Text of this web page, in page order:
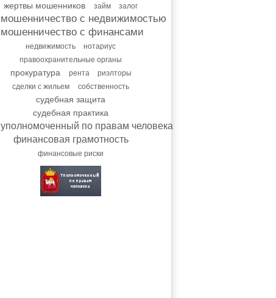
жертвы мошенников займ залог
мошенничество с недвижимостью
мошенничество с финансами
недвижимость
нотариус
правоохранительные органы
прокуратура рента
риэлторы
сделки с жильем
собственность
судебная защита
судебная практика
уполномоченный по правам человека
финансовая грамотность
финансовые риски